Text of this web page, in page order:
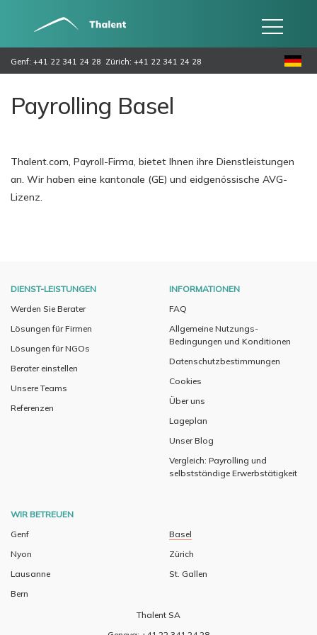
Genf: +41 22 341 24 28 Zürich: +41 22 341 24 28
Payrolling Basel
Thalent.com, Payroll-Firma, bietet Ihnen ihre Dienstleistungen
an. Wir haben eine kantonale (GE) und eidgenössische AVG-
Lizenz.
DIENST-LEISTUNGEN
Werden Sie Berater
Lösungen für Firmen
Lösungen für NGOs
Berater einstellen
Unsere Teams
Referenzen
INFORMATIONEN
FAQ
Allgemeine Nutzungs-
Bedingungen und Konditionen
Datenschutzbestimmungen
Cookies
Über uns
Lageplan
Unser Blog
Vergleich: Payrolling und
selbstständige Erwerbstätigkeit
WIR BETREUEN
Genf
Nyon
Lausanne
Bern
Basel
Zürich
St. Gallen
Thalent SA